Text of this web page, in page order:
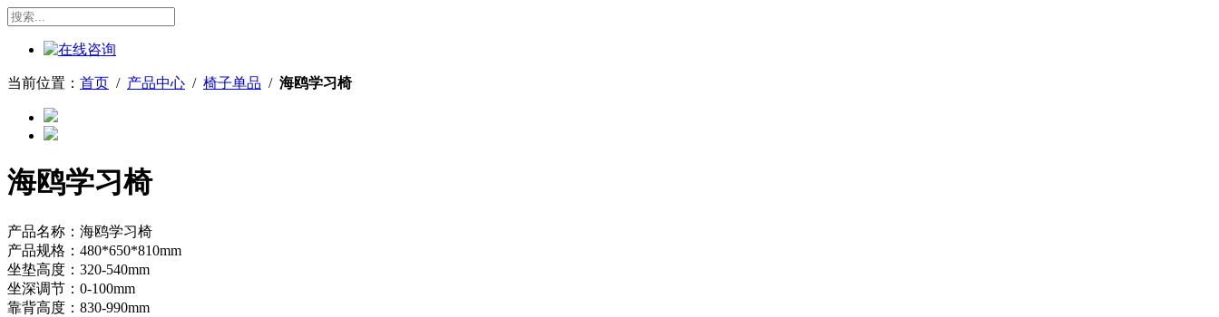
当前位置： 首页 / 产品中心 / 椅子单品 / 海鸥学习椅
海鸥学习椅
产品名称：海鸥学习椅
产品规格：480*650*810mm
坐垫高度：320-540mm
坐深调节：0-100mm
靠背高度：830-990mm